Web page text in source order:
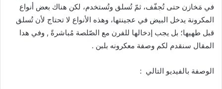
في مَخازن حتى تُجفّف، ثمّ تُسلق وتُستخدم، لكن هناك بعض أنواع
المكرونة يدخل البيض في عجينتها، وهذه الأنواع لا تحتاج لأن تُسلق
قبل طهيها؛ بل يجب إدخالها للفرن مع الصّلصة مُباشرةً , وفي هدا
المقال سنقدم لكم وصفة معكرونه بلبن .
الوصفة بالفيديو التالي :